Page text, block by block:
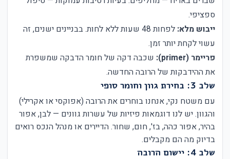
ספציפי.
ייבוש מלא:
לפחות 48 שעות ללא לחות. בבניינים ישנים, זה
עשוי לקחת יותר זמן.
פריימר (primer):
שכבה דקה של חומר הדבקה שמשפרת
את ההידבקות של הרובה החדשה.
שלב 3: בחירת גוון וחומר סופי
עם משטח נקי, אנחנו בוחרים את הרובה (אפוקסי או אקרילי)
והגוון. יש לנו דוגמאות פיזיות של עשרות גוונים — לבן, אפור
בהיר, אפור כהה, בז', חום, שחור. הדיירים או מנהל הנכס רואים
בדיוק מה הם מקבלים.
שלב 4: יישום הרובה